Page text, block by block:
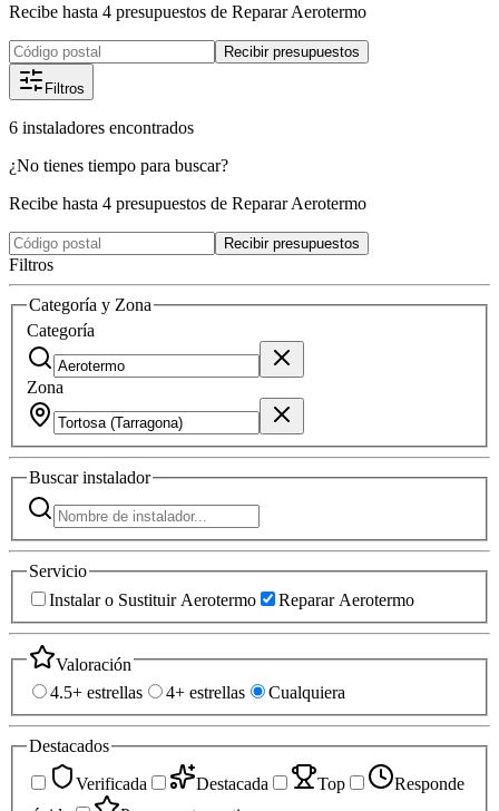
Recibe hasta 4 presupuestos de Reparar Aerotermo
Recibir presupuestos
Filtros
6 instaladores encontrados
¿No tienes tiempo para buscar?
Recibe hasta 4 presupuestos de Reparar Aerotermo
Recibir presupuestos
Filtros
Categoría y Zona
Categoría
Zona
Buscarinstalador
Servicio
Instalar o Sustituir Aerotermo
Reparar Aerotermo
Valoración
4.5+ estrellas
4+ estrellas Cualquiera
Destacados
Verificada
Destacada Top
Responde